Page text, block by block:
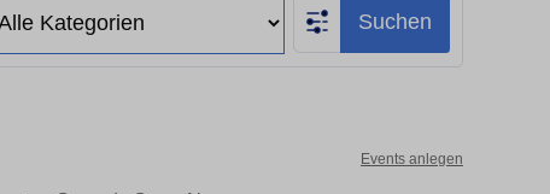
Suchen
Events anlegen